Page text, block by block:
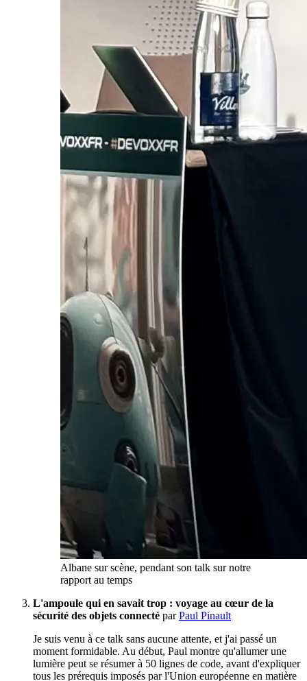
Albane sur scène, pendant son talk sur notre
rapport au temps
L'ampoule qui en savait trop : voyage au cœur de la
sécurité des objets connecté parPaul Pinault
Je suis venu à ce talk sans aucune attente, et j'ai passé un
moment formidable. Au début, Paul montre qu'allumer une
lumière peut se résumer à 50 lignes de code, avant d'expliquer
tous les prérequis imposés par l'Union européenne en matière